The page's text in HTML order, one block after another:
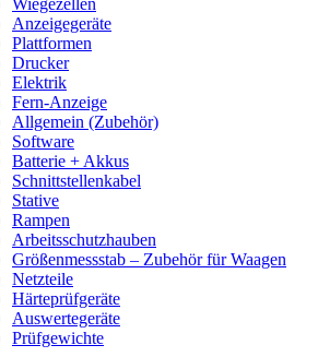
Wiegezellen
Anzeigegeräte
Plattformen
Drucker
Elektrik
Fern-Anzeige
Allgemein (Zubehör)
Software
Batterie + Akkus
Schnittstellenkabel
Stative
Rampen
Arbeitsschutzhauben
Größenmessstab – Zubehör für Waagen
Netzteile
Härteprüfgeräte
Auswertegeräte
Prüfgewichte